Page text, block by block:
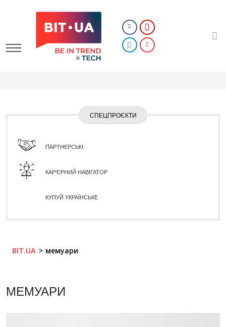
СПЕЦПРОЄКТИ
ПАРТНЕРСЬКІ
КАР'ЄРНИЙ НАВІГАТОР
КУПУЙ УКРАЇНСЬКЕ
BIT.UA мемуари
МЕМУАРИ